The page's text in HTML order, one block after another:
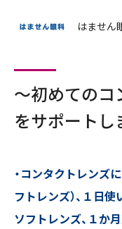
はません
～初めてのコ
をサポートし
・コンタクトレンズ
フトレンズ）、１日
ソフトレンズ、１か